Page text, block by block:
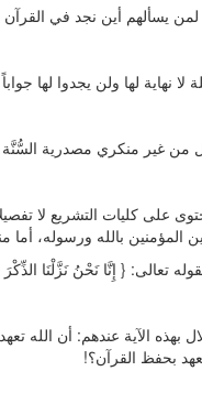
لمن يسألهم أين نجد في
لا نهاية لها ولن يجدوا لها
غير منكري مصدرية السُّنَّة
على كليات التشريع لا
المؤمنين بالله ورسوله،
تعالى: { إِنَّا نَحْنُ نَزَّلْنَا
بهذه الآية عندهم: أن الله
بحفظ القرآن؟!